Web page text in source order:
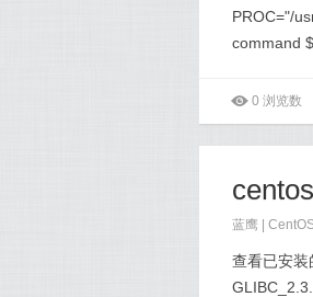
PROC="/
command
ė 0 浏览数
蓝鹰 |
查看已安